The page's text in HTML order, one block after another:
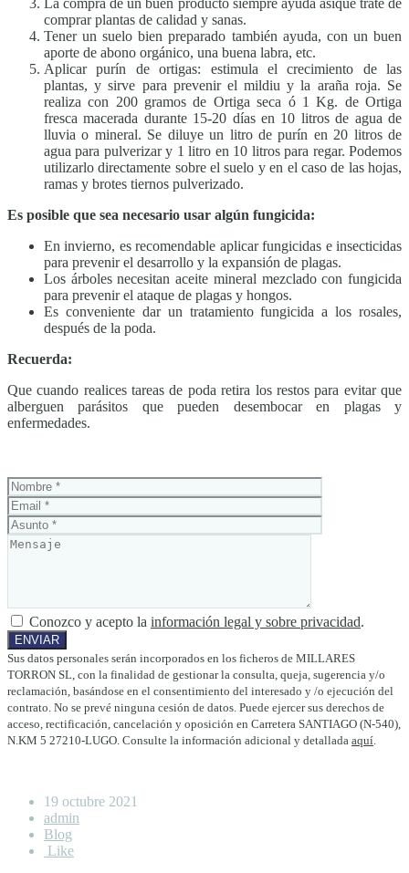
La compra de un buen producto siempre ayuda asique trate de
comprar plantas de calidad y sanas.
Tener un suelo bien preparado también ayuda, con un buen
aporte de abono orgánico, una buena labra, etc.
Aplicar purín de ortigas: estimula el crecimiento de las
plantas, y sirve para prevenir el mildiu y la araña roja. Se
realiza con 200 gramos de Ortiga seca ó 1 Kg. de Ortiga
fresca macerada durante 15-20 días en 10 litros de agua de
lluvia o mineral. Se diluye un litro de purín en 20 litros de
agua para pulverizar y 1 litro en 10 litros para regar. Podemos
utilizarlo directamente sobre el suelo y en el caso de las hojas,
ramas y brotes tiernos pulverizado.
Es posible que sea necesario usar algún fungicida:
En invierno, es recomendable aplicar fungicidas e insecticidas
para prevenir el desarrollo y la expansión de plagas.
Los árboles necesitan aceite mineral mezclado con fungicida
para prevenir el ataque de plagas y hongos.
Es conveniente dar un tratamiento fungicida a los rosales,
después de la poda.
Recuerda:
Que cuando realices tareas de poda retira los restos para evitar que
alberguen parásitos que pueden desembocar en plagas y
enfermedades.
Conozco y acepto la información legal y sobre privacidad.
Sus datos personales serán incorporados en los ficheros de MILLARES
TORRON SL, con la finalidad de gestionar la consulta, queja, sugerencia y/o
reclamación, basándose en el consentimiento del interesado y /o ejecución del
contrato. No se prevé ninguna cesión de datos. Puede ejercer sus derechos de
acceso, rectificación, cancelación y oposición en Carretera SANTIAGO (N-540),
N.KM 5 27210-LUGO. Consulte la información adicional y detallada aquí.
19 octubre 2021
admin
Blog
Like